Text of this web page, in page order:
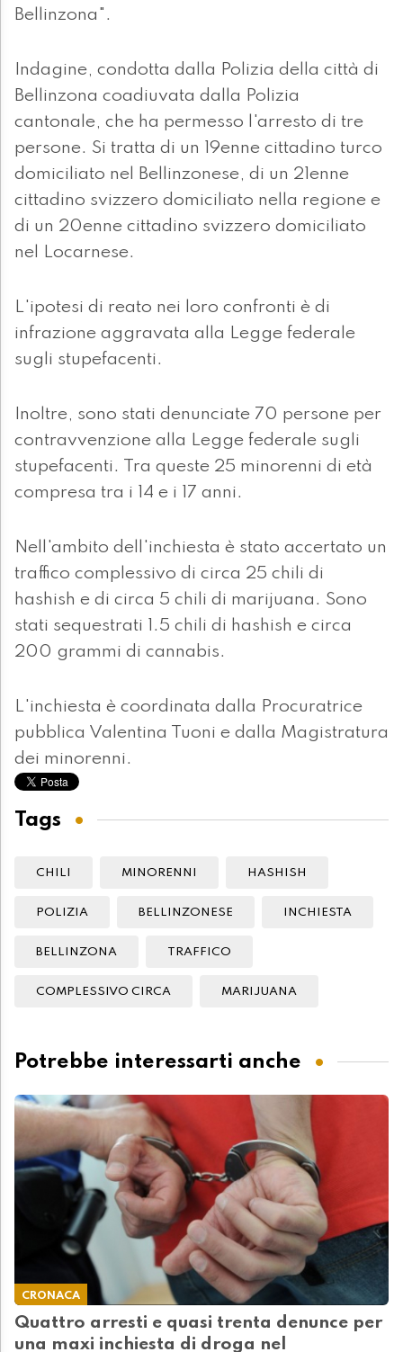
Bellinzona".
Indagine, condotta dalla Polizia della città di
Bellinzona coadiuvata dalla Polizia
cantonale, che ha permesso l'arresto di tre
persone. Si tratta di un 19enne cittadino turco
domiciliato nel Bellinzonese, di un 21enne
cittadino svizzero domiciliato nella regione e
di un 20enne cittadino svizzero domiciliato
nel Locarnese.
L'ipotesi di reato nei loro confronti è di
infrazione aggravata alla Legge federale
sugli stupefacenti.
Inoltre, sono stati denunciate 70 persone per
contravvenzione alla Legge federale sugli
stupefacenti. Tra queste 25 minorenni di età
compresa tra i 14 e i 17 anni.
Nell'ambito dell'inchiesta è stato accertato un
traffico complessivo di circa 25 chili di
hashish e di circa 5 chili di marijuana. Sono
stati sequestrati 1.5 chili di hashish e circa
200 grammi di cannabis.
L'inchiesta è coordinata dalla Procuratrice
pubblica Valentina Tuoni e dalla Magistratura
dei minorenni.
Tags
CHILI MINORENNI HASHISH
POLIZIA BELLINZONESE INCHIESTA
BELLINZONA TRAFFICO
COMPLESSIVO CIRCA MARIJUANA
Potrebbe interessarti anche
CRONACA
Quattro arresti e quasi trenta denunce per
una maxi inchiesta di droga nel